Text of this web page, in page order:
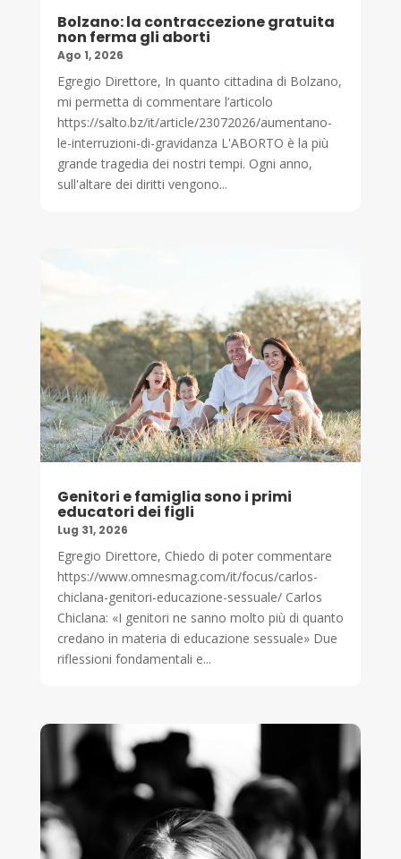
Bolzano: la contraccezione gratuita
non ferma gli aborti
Ago 1, 2026
Egregio Direttore, In quanto cittadina di Bolzano,
mi permetta di commentare l’articolo
https://salto.bz/it/article/23072026/aumentano-
le-interruzioni-di-gravidanza L'ABORTO è la più
grande tragedia dei nostri tempi. Ogni anno,
sull'altare dei diritti vengono...
Genitori e famiglia sono i primi
educatori dei figli
Lug 31, 2026
Egregio Direttore, Chiedo di poter commentare
https://www.omnesmag.com/it/focus/carlos-
chiclana-genitori-educazione-sessuale/ Carlos
Chiclana: «I genitori ne sanno molto più di quanto
credano in materia di educazione sessuale» Due
riflessioni fondamentali e...